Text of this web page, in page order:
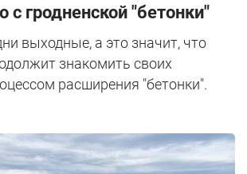
с гродненской "бетонки"
выходные, а это значит, что
знакомить своих
расширения "бетонки".